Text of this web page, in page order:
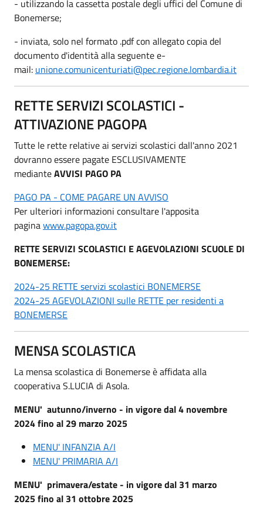
- utilizzando la cassetta postale degli uffici del Comune di
Bonemerse;
- inviata, solo nel formato .pdf con allegato copia del
documento d'identità alla seguente e-
mail: unione.comunicenturiati@pec.regione.lombardia.it
RETTE SERVIZI SCOLASTICI -
ATTIVAZIONE PAGOPA
Tutte le rette relative ai servizi scolastici dall'anno 2021
dovranno essere pagate ESCLUSIVAMENTE
medianteAVVISI PAGO PA
PAGO PA - COME PAGARE UN AVVISO
Per ulteriori informazioni consultare l'apposita
paginawww.pagopa.gov.it
RETTE SERVIZI SCOLASTICI E AGEVOLAZIONI SCUOLE DI
BONEMERSE:
2024-25 RETTE servizi scolastici BONEMERSE
2024-25 AGEVOLAZIONI sulle RETTE per residenti a
BONEMERSE
MENSA SCOLASTICA
La mensa scolastica di Bonemerse è affidata alla
cooperativa S.LUCIA di Asola.
MENU' autunno/inverno - in vigore dal4 novembre
2024 fino al 29 marzo 2025
MENU' INFANZIA A/I
MENU' PRIMARIA A/I
MENU' primavera/estate - in vigore dal 31 marzo
2025fino al 31 ottobre 2025